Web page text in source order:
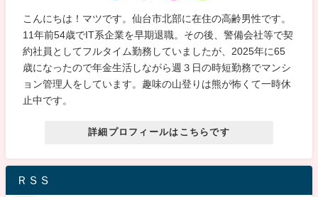
こんにちは！マツです。仙台市北部に在住の高齢男性です。
11年前54歳でIT系企業を早期退職。その後、警備会社等で契
約社員としてフルタイム勤務していましたが、2025年に65
歳になったので年金生活しながら週３日の時短勤務でマンシ
ョン管理人をしています。趣味の山登りは熊が怖くて一時休
止中です。
詳細プロフィールはこちらです
ＲＳＳ